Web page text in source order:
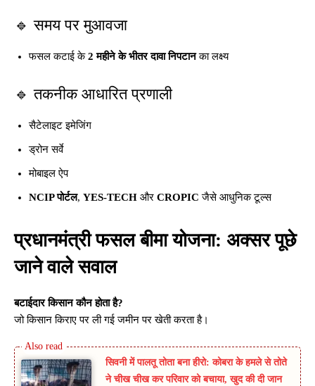
🔹 समय पर मुआवजा
फसल कटाई के2 महीने के भीतर दावा निपटानका लक्ष्य
🔹 तकनीक आधारित प्रणाली
सैटेलाइट इमेजिंग
ड्रोन सर्वे
मोबाइल ऐप
NCIP पोर्टल, YES-TECH और CROPIC जैसे आधुनिक टूल्स
प्रधानमंत्री फसल बीमा योजना: अक्सर पूछे
जाने वाले सवाल
बटाईदार किसान कौन होता है?
जो किसान किराए पर ली गई जमीन पर खेती करता है।
सिवनी में पालतू तोता बना हीरो: कोबरा के हमले से तोते
ने चीख चीख कर परिवार को बचाया, खुद की दी जान